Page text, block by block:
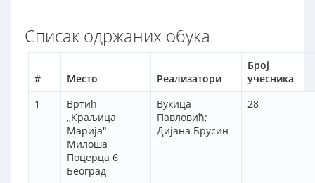
Списак одржаних обука
# Место Реализатори
Број
учесника
1
Вртић
,,Краљица
Марија"
Милоша
Поцерца 6
Београд
Вукица
Павловић;
Дијана Брусин
28